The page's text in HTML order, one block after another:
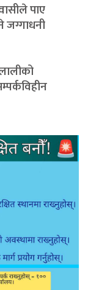
पाए
जग्गाधनी